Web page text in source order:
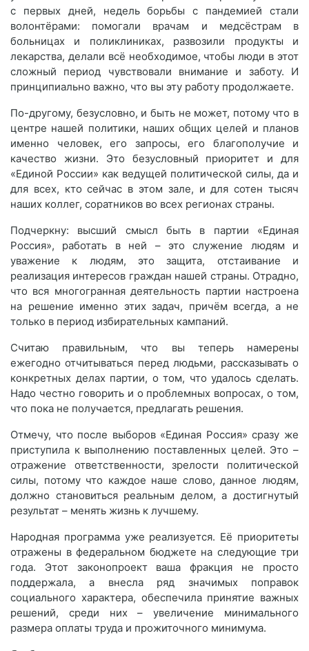
с первых дней, недель борьбы с пандемией стали
волонтёрами: помогали врачам и медсёстрам в
больницах и поликлиниках, развозили продукты и
лекарства, делали всё необходимое, чтобы люди в этот
сложный период чувствовали внимание и заботу. И
принципиально важно, что вы эту работу продолжаете.
По-другому, безусловно, и быть не может, потому что в
центре нашей политики, наших общих целей и планов
именно человек, его запросы, его благополучие и
качество жизни. Это безусловный приоритет и для
«Единой России» как ведущей политической силы, да и
для всех, кто сейчас в этом зале, и для сотен тысяч
наших коллег, соратников во всех регионах страны.
Подчеркну: высший смысл быть в партии «Единая
Россия», работать в ней – это служение людям и
уважение к людям, это защита, отстаивание и
реализация интересов граждан нашей страны. Отрадно,
что вся многогранная деятельность партии настроена
на решение именно этих задач, причём всегда, а не
только в период избирательных кампаний.
Считаю правильным, что вы теперь намерены
ежегодно отчитываться перед людьми, рассказывать о
конкретных делах партии, о том, что удалось сделать.
Надо честно говорить и о проблемных вопросах, о том,
что пока не получается, предлагать решения.
Отмечу, что после выборов «Единая Россия» сразу же
приступила к выполнению поставленных целей. Это –
отражение ответственности, зрелости политической
силы, потому что каждое наше слово, данное людям,
должно становиться реальным делом, а достигнутый
результат – менять жизнь к лучшему.
Народная программа уже реализуется. Её приоритеты
отражены в федеральном бюджете на следующие три
года. Этот законопроект ваша фракция не просто
поддержала, а внесла ряд значимых поправок
социального характера, обеспечила принятие важных
решений, среди них – увеличение минимального
размера оплаты труда и прожиточного минимума.